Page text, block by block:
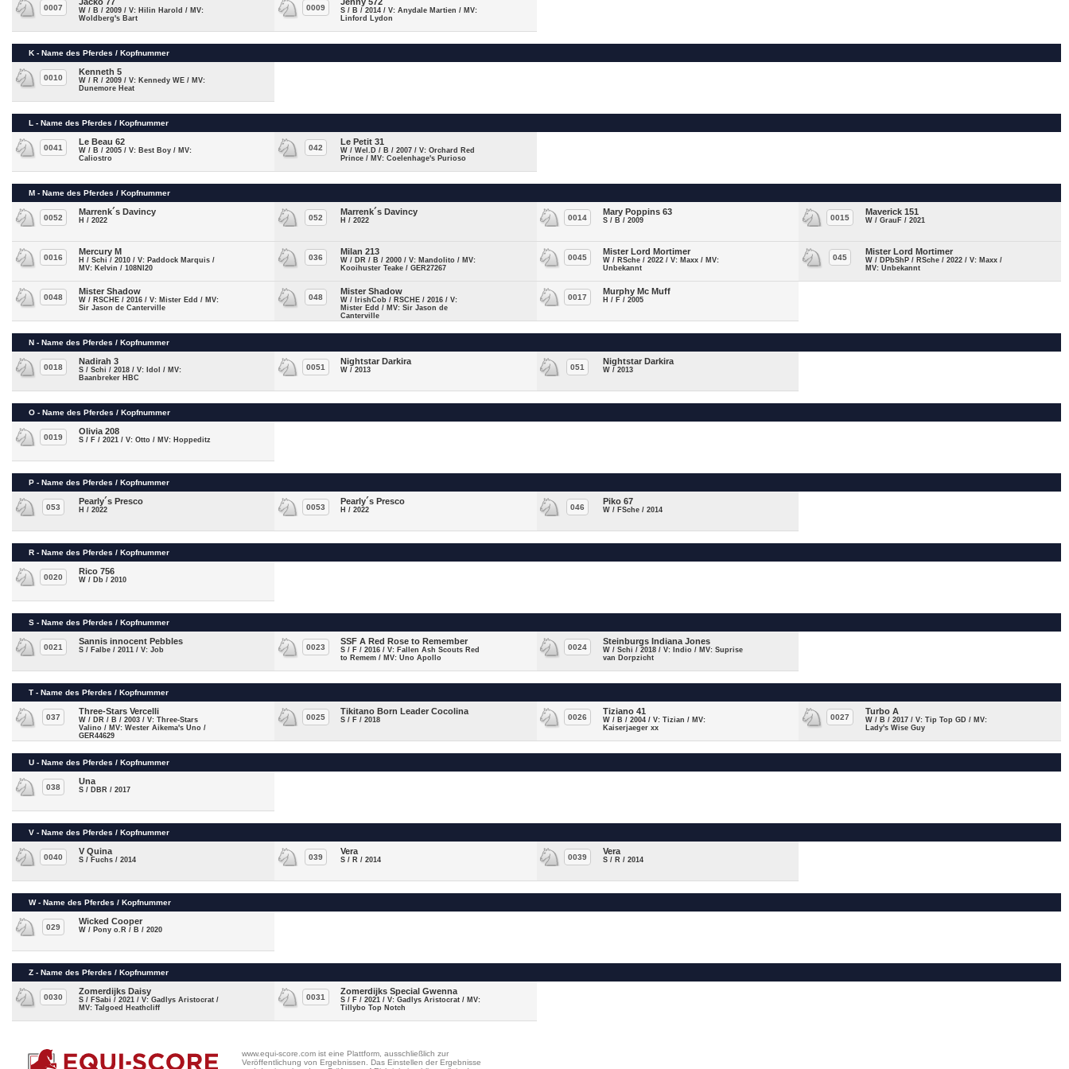
0007
W / B / 2009 / V: Hilin Harold / MV:
Woldberg's Bart
0009
S / B / 2014 / V: Anydale Martien / MV:
Linford Lydon
K - Name des Pferdes / Kopfnummer
0010
Kenneth 5
W / R / 2009 / V: Kennedy WE / MV:
Dunemore Heat
L - Name des Pferdes / Kopfnummer
0041
Le Beau 62
W / B / 2005 / V: Best Boy / MV:
Caliostro
042
Le Petit 31
W / Wel.D / B / 2007 / V: Orchard Red
Prince / MV: Coelenhage's Purioso
M - Name des Pferdes / Kopfnummer
0052
Marrenk´s Davincy
H / 2022 052
Marrenk´s Davincy
H / 2022 0014
Mary Poppins 63
S / B / 2009 0015
Maverick 151
W / GrauF / 2021
0016
Mercury M
H / Schi / 2010 / V: Paddock Marquis /
MV: Kelvin / 108NI20
036
Milan 213
W / DR / B / 2000 / V: Mandolito / MV:
Kooihuster Teake / GER27267
0045
Mister Lord Mortimer
W / RSche / 2022 / V: Maxx / MV:
Unbekannt
045
Mister Lord Mortimer
W / DPbShP / RSche / 2022 / V: Maxx /
MV: Unbekannt
0048
Mister Shadow
W / RSCHE / 2016 / V: Mister Edd / MV:
Sir Jason de Canterville
048
Mister Shadow
W / IrishCob / RSCHE / 2016 / V:
Mister Edd / MV: Sir Jason de
Canterville
0017
Murphy Mc Muff
H / F / 2005
N - Name des Pferdes / Kopfnummer
0018
Nadirah 3
S / Schi / 2018 / V: Idol / MV:
Baanbreker HBC
0051
Nightstar Darkira
W / 2013 051
Nightstar Darkira
W / 2013
O - Name des Pferdes / Kopfnummer
0019
Olivia 208
S / F / 2021 / V: Otto / MV: Hoppeditz
P - Name des Pferdes / Kopfnummer
053
Pearly´s Presco
H / 2022 0053
Pearly´s Presco
H / 2022 046
Piko 67
W / FSche / 2014
R - Name des Pferdes / Kopfnummer
0020
Rico 756
W / Db / 2010
S - Name des Pferdes / Kopfnummer
0021
Sannis innocent Pebbles
S / Falbe / 2011 / V: Job 0023
SSF A Red Rose to Remember
S / F / 2016 / V: Fallen Ash Scouts Red
to Remem / MV: Uno Apollo
0024
Steinburgs Indiana Jones
W / Schi / 2018 / V: Indio / MV: Suprise
van Dorpzicht
T - Name des Pferdes / Kopfnummer
037
Three-Stars Vercelli
W / DR / B / 2003 / V: Three-Stars
Valino / MV: Wester Aikema's Uno /
GER44629
0025
Tikitano Born Leader Cocolina
S / F / 2018 0026
Tiziano 41
W / B / 2004 / V: Tizian / MV:
Kaiserjaeger xx
0027
Turbo A
W / B / 2017 / V: Tip Top GD / MV:
Lady's Wise Guy
U - Name des Pferdes / Kopfnummer
038
Una
S / DBR / 2017
V - Name des Pferdes / Kopfnummer
0040
V Quina
S / Fuchs / 2014 039
Vera
S / R / 2014 0039
Vera
S / R / 2014
W - Name des Pferdes / Kopfnummer
029
Wicked Cooper
W / Pony o.R / B / 2020
Z - Name des Pferdes / Kopfnummer
0030
Zomerdijks Daisy
S / FSabi / 2021 / V: Gadlys Aristocrat /
MV: Talgoed Heathcliff
0031
Zomerdijks Special Gwenna
S / F / 2021 / V: Gadlys Aristocrat / MV:
Tillybo Top Notch
www.equi-score.com ist eine Plattform, ausschließlich zur
Veröffentlichung von Ergebnissen. Das Einstellen der Ergebnisse